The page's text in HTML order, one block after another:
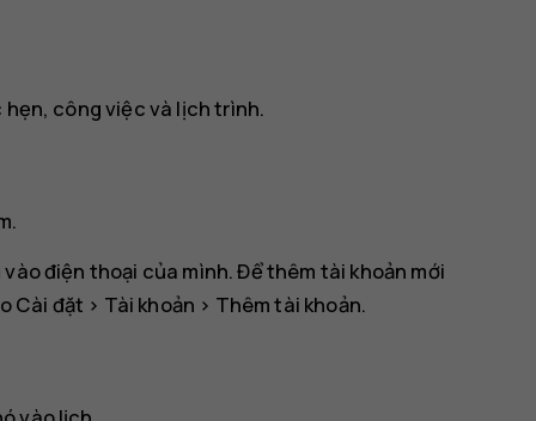
công việc và lịch trình.
điện thoại của mình. Để thêm tài khoản mới
Cài đặt > Tài khoản > Thêm tài khoản.